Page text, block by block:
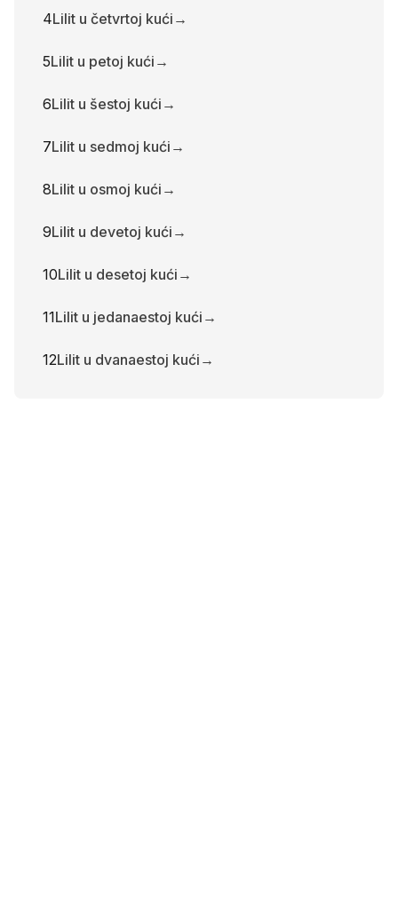
4Lilit u četvrtoj kući →
5Lilit u petoj kući →
6Lilit u šestoj kući →
7Lilit u sedmoj kući →
8Lilit u osmoj kući →
9Lilit u devetoj kući →
10Lilit u desetoj kući →
11Lilit u jedanaestoj kući →
12Lilit u dvanaestoj kući →